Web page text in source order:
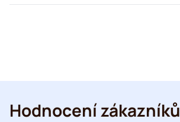
Hodnocení zákazníků